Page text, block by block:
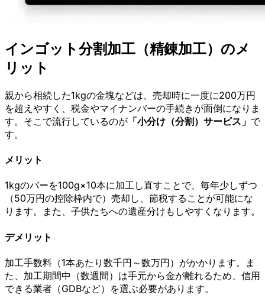
インゴット分割加工（精錬加工）のメ
リット
親から相続した1kgの金塊などは、売却時に一度に200万円
を超えやすく、税金やマイナンバーの手続きが面倒になりま
す。そこで流行しているのが 「小分け（分割）サービス」 で
す。
メリット
1kgのバーを100g×10本に加工し直すことで、毎年少しずつ
（50万円の控除枠内で）売却し、節税することが可能にな
ります。また、子供たちへの遺産分けもしやすくなります。
デメリット
加工手数料（1本あたり数千円～数万円）がかかります。ま
た、加工期間中（数週間）は手元から金が離れるため、信用
できる業者（GDBなど）を選ぶ必要があります。